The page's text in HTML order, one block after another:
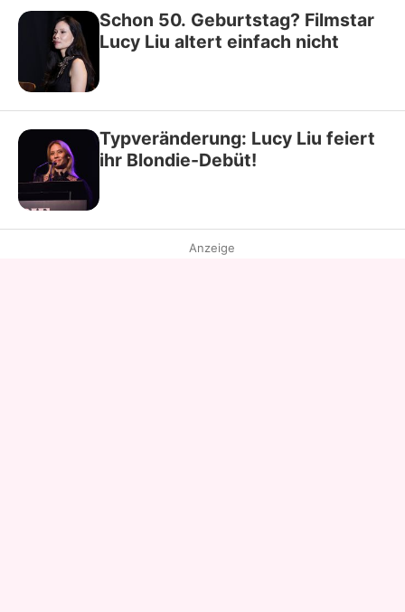
Schon 50. Geburtstag? Filmstar
Lucy Liu altert einfach nicht
Typveränderung: Lucy Liu feiert
ihr Blondie-Debüt!
Anzeige